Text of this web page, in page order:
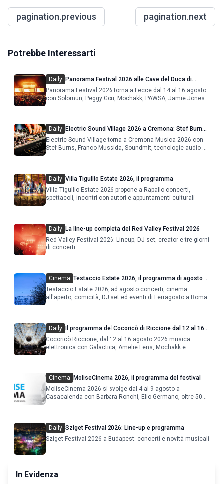
pagination.previous pagination.next
Potrebbe Interessarti
Daily Panorama Festival 2026 alle Cave del Duca di
Lecce: lineup e programma
Panorama Festival 2026 torna a Lecce dal 14 al 16 agosto
con Solomun, Peggy Gou, Mochakk, PAWSA, Jamie Jones
Daily Electric Sound Village 2026 a Cremona: Stef Burns,
Soundmit e Young Band Contest, il programma
Electric Sound Village torna a Cremona Musica 2026 con
Stef Burns, Franco Mussida, Soundmit, tecnologie audio e
Daily Villa Tigullio Estate 2026, il programma
Villa Tigullio Estate 2026 propone a Rapallo concerti,
spettacoli, incontri con autori e appuntamenti culturali
Daily La line-up completa del Red Valley Festival 2026
Red Valley Festival 2026: Lineup, DJ set, creator e tre giorni
di concerti
Cinema Testaccio Estate 2026, il programma di agosto e
Ferragosto
Testaccio Estate 2026, ad agosto concerti, cinema
all'aperto, comicità, DJ set ed eventi di Ferragosto a Roma.
Daily
Il programma del Cocoricò di Riccione dal 12 al 16
agosto 2026
Cocoricò Riccione, dal 12 al 16 agosto 2026 musica
elettronica con Galactica, Amelie Lens, Mochakk e
Cinema
MoliseCinema 2026, il programma del festival
MoliseCinema 2026 si svolge dal 4 al 9 agosto a
Casacalenda con Barbara Ronchi, Elio Germano, oltre 50
Daily Sziget Festival 2026: Line-up e programma
Sziget Festival 2026 a Budapest: concerti e novità musicali
In Evidenza